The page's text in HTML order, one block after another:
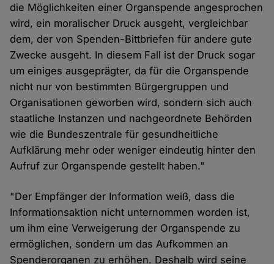
die Möglichkeiten einer Organspende angesprochen
wird, ein moralischer Druck ausgeht, vergleichbar
dem, der von Spenden-Bittbriefen für andere gute
Zwecke ausgeht. In diesem Fall ist der Druck sogar
um einiges ausgeprägter, da für die Organspende
nicht nur von bestimmten Bürgergruppen und
Organisationen geworben wird, sondern sich auch
staatliche Instanzen und nachgeordnete Behörden
wie die Bundeszentrale für gesundheitliche
Aufklärung mehr oder weniger eindeutig hinter den
Aufruf zur Organspende gestellt haben."
"Der Empfänger der Information weiß, dass die
Informationsaktion nicht unternommen worden ist,
um ihm eine Verweigerung der Organspende zu
ermöglichen, sondern um das Aufkommen an
Spenderorganen zu erhöhen. Deshalb wird seine